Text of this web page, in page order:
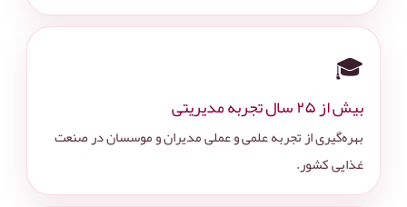
🎓
بیش از ۲۵ سال تجربه مدیریتی
بهره‌گیری از تجربه علمی و عملی مدیران و موسسان در صنعت
غذایی کشور.